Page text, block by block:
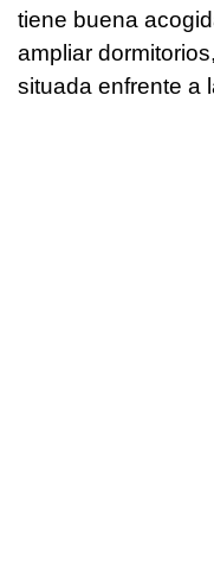
tiene buena
ampliar
situada enfrente a